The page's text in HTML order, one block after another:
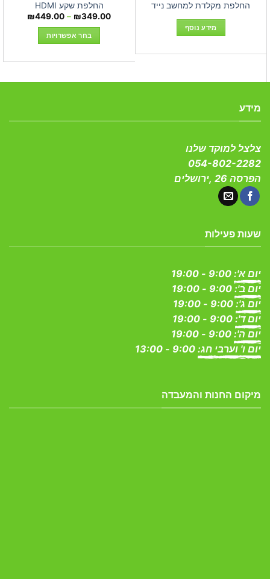
החלפת מקלדת למחשב נייד
מידע נוסף
החלפת שקע HDMI
₪349.00
–
₪449.00
טווח
בחר אפשרויות
זה
מידע
צלצל למוקד שלנו
054-802-2282
הפרסה 26 ,ירושלים
שעות פעילות
יום א':
יום ב':
יום ג':
יום ד':
יום ה':
יום ו' וערבי חג:
מיקום החנות והמעבדה